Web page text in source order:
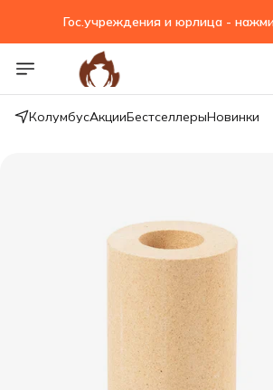
КолумбусАкцииБестселлерыНовинки